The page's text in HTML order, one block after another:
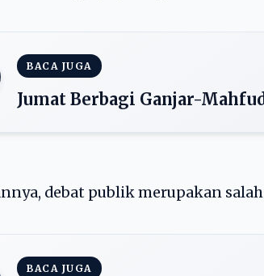
BACA JUGA
Jumat Berbagi Ganjar-
debat publik merupakan
BACA JUGA